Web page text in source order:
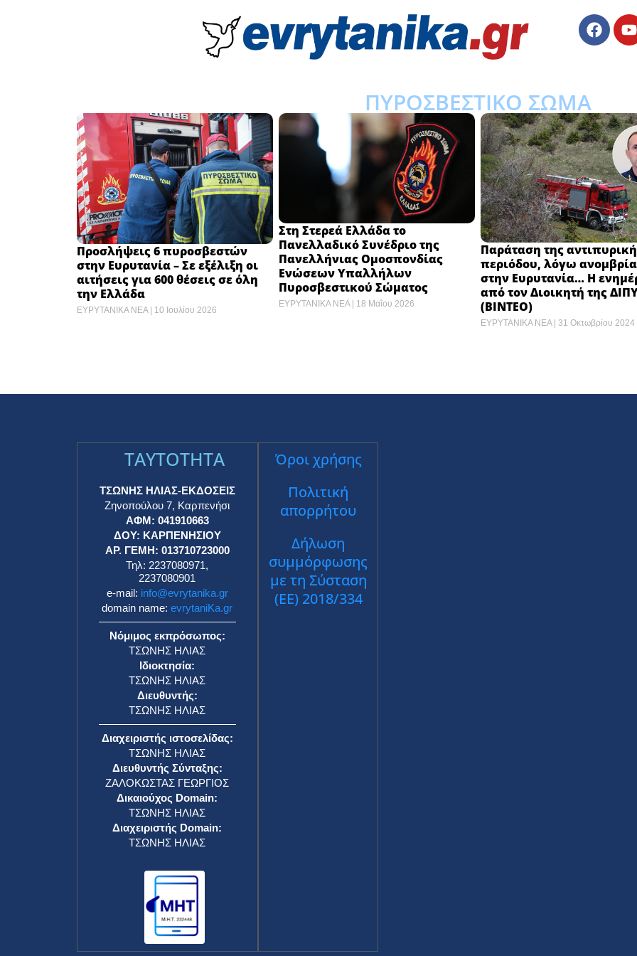
ΠΥΡΟΣΒΕΣΤΙΚΟ ΣΩΜΑ
Προσλήψεις 6 πυροσβεστών
στην Ευρυτανία – Σε εξέλιξη οι
αιτήσεις για 600 θέσεις σε όλη
την Ελλάδα
ΕΥΡΥΤΑΝΙΚΑ ΝΕΑ 10 Ιουλίου 2026
Στη Στερεά Ελλάδα το
Πανελλαδικό Συνέδριο της
Πανελλήνιας Ομοσπονδίας
Ενώσεων Υπαλλήλων
Πυροσβεστικού Σώματος
ΕΥΡΥΤΑΝΙΚΑ ΝΕΑ 18 Μαΐου 2026
Παράταση της
περιόδου, λόγω
στην Ευρυτανία… Η
από τον Διοικητή της
(ΒΙΝΤΕΟ)
ΕΥΡΥΤΑΝΙΚΑ ΝΕΑ 31 Οκτωβρίου 2024
TAYTOTHTA
ΤΣΩΝΗΣ ΗΛΙΑΣ-ΕΚΔΟΣΕΙΣ
Ζηνοπούλου 7, Καρπενήσι
ΑΦΜ: 041910663
ΔΟΥ: ΚΑΡΠΕΝΗΣΙΟΥ
ΑΡ. ΓΕΜΗ: 013710723000
Τηλ: 2237080971,
2237080901
e-mail: info@evrytanika.gr
domain name:evrytaniKa.gr
Νόμιμος εκπρόσωπος:
ΤΣΩΝΗΣ ΗΛΙΑΣ
Ιδιοκτησία:
ΤΣΩΝΗΣ ΗΛΙΑΣ
Διευθυντής:
ΤΣΩΝΗΣ ΗΛΙΑΣ
Διαχειριστής ιστοσελίδας:
ΤΣΩΝΗΣ ΗΛΙΑΣ
Διευθυντής Σύνταξης:
ΖΑΛΟΚΩΣΤΑΣ ΓΕΩΡΓΙΟΣ
Δικαιούχος Domain:
ΤΣΩΝΗΣ ΗΛΙΑΣ
Διαχειριστής Domain:
ΤΣΩΝΗΣ ΗΛΙΑΣ
Όροι χρήσης
Πολιτική
απορρήτου
Δήλωση
συμμόρφωσης
με τη Σύσταση
(ΕΕ) 2018/334